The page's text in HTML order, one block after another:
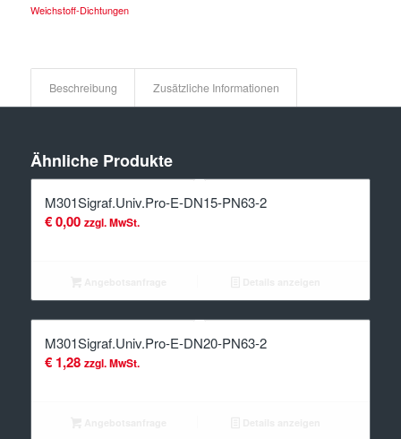
Weichstoff-Dichtungen
Beschreibung Zusätzliche Informationen
Ähnliche Produkte
M301Sigraf.Univ.Pro-E-DN15-PN63-2
€0,00 zzgl. MwSt.
M301Sigraf.Univ.Pro-E-DN20-PN63-2
€1,28 zzgl. MwSt.